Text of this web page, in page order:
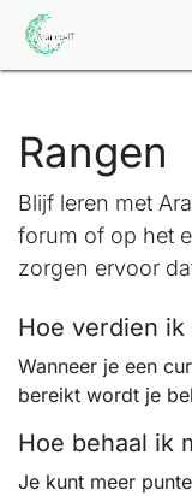
Overslaan naar inhoud
Rangen
Blijf leren met
forum of op het
zorgen ervoor
Hoe verdien ik
Wanneer je een
bereikt wordt je
Hoe behaal ik
Je kunt meer